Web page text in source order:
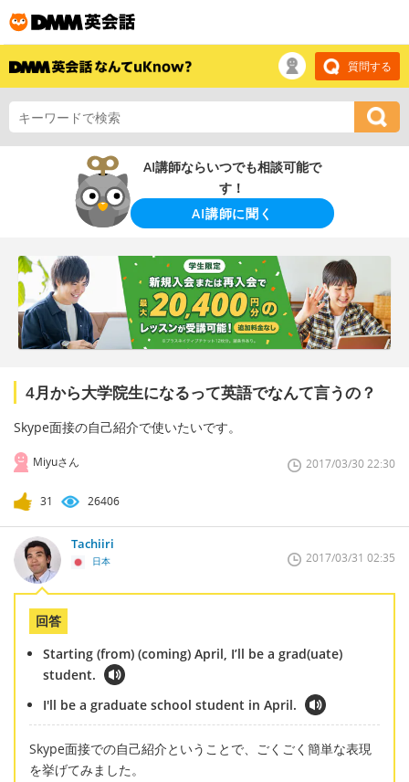
質問する
AI講師ならいつでも相談可能で
す！
AI講師に聞く
4月から大学院生になるって英語でなんて言うの？
Skype面接の自己紹介で使いたいです。
Miyuさん 2017/03/30 22:30
31 26406
Tachiiri
日本 2017/03/31 02:35
回答
Starting (from) (coming) April, I’ll be a grad(uate)
student.
I'll be a graduate school student in April.
Skype面接での自己紹介ということで、ごくごく簡単な表現
を挙げてみました。